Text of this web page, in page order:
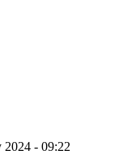
2024 - 09:22